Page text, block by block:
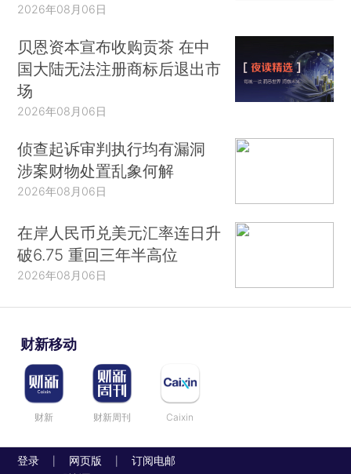
2026年08月06日
贝恩资本宣布收购贡茶 在中
国大陆无法注册商标后退出市
场
2026年08月06日
侦查起诉审判执行均有漏洞
涉案财物处置乱象何解
2026年08月06日
在岸人民币兑美元汇率连日升
破6.75 重回三年半高位
2026年08月06日
财新移动
财新 财新周刊 Caixin
登录 网页版 订阅电邮